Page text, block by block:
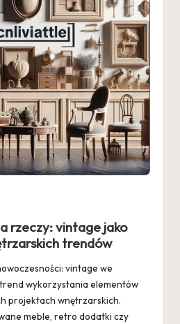
rzeczy: vintage jako
trendów
vintage we
wykorzystania elementów
projektach wnętrzarskich.
meble, retro dodatki czy